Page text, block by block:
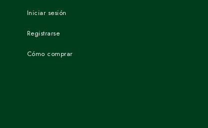
Iniciar sesión
Registrarse
Cómo comprar